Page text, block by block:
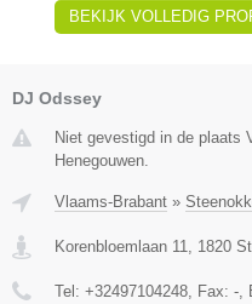
BEKIJK VOLLEDIG
DJ Odssey
Niet gevestigd in de plaats
Henegouwen.
Vlaams-Brabant »
Korenbloemlaan 11 1820
Tel: +32497104248 , Fax: -